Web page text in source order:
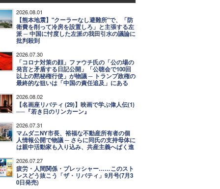
2026.08.01
【熊本地震】"クーラーなし避難所"で、「防
衛費を削って冷房を設置しろ」と主張する左
派 ─ 中国に忖度した左派の我田引水の議論に
批判殺到
2026.07.30
「コロナ対策の顔」ファウチ氏の「公の場の
発言と矛盾する日記公開」「公聴会で100回
以上の黙秘権行使」が物議 ─ トランプ政権の
最終的な狙いは「中国の責任追及」にある
2026.08.02
【名画座リバティ (29)】映画で学ぶ偉人伝(1)
──『若き日のリンカーン』
2026.07.31
マムダニNY市長、裕福な不動産所有者の個
人情報公開で物議 ─ さらに同氏の支持母体に
は親中活動家も入り込み、共産主義へばく進
2026.07.27
疲労・人間関係・プレッシャー……このスト
レスどう抜こう「ザ・リバティ」9月号(7月3
0日発売)